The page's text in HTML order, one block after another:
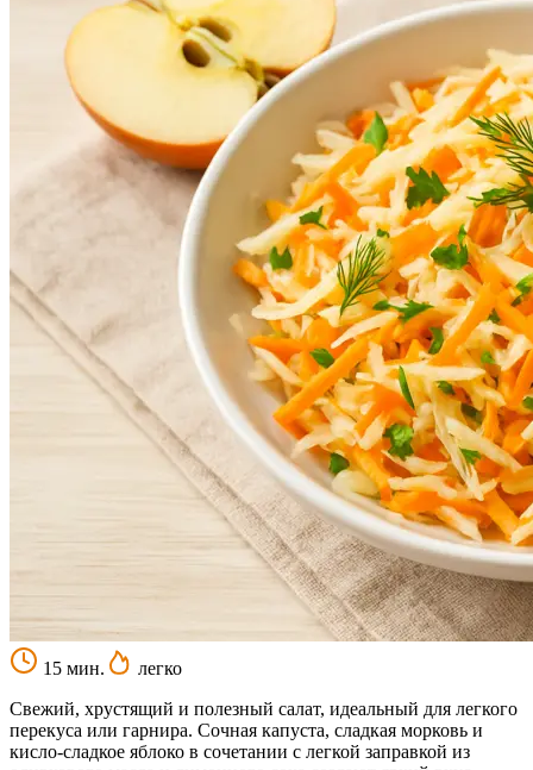
15 мин.
легко
Свежий, хрустящий и полезный салат, идеальный для легкого
перекуса или гарнира. Сочная капуста, сладкая морковь и
кисло-сладкое яблоко в сочетании с легкой заправкой из